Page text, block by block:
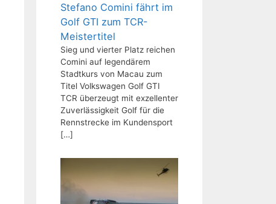
Stefano Comini fährt im
Golf GTI zum TCR-
Meistertitel
Sieg und vierter Platz reichen
Comini auf legendärem
Stadtkurs von Macau zum
Titel Volkswagen Golf GTI
TCR überzeugt mit exzellenter
Zuverlässigkeit Golf für die
Rennstrecke im Kundensport
[…]